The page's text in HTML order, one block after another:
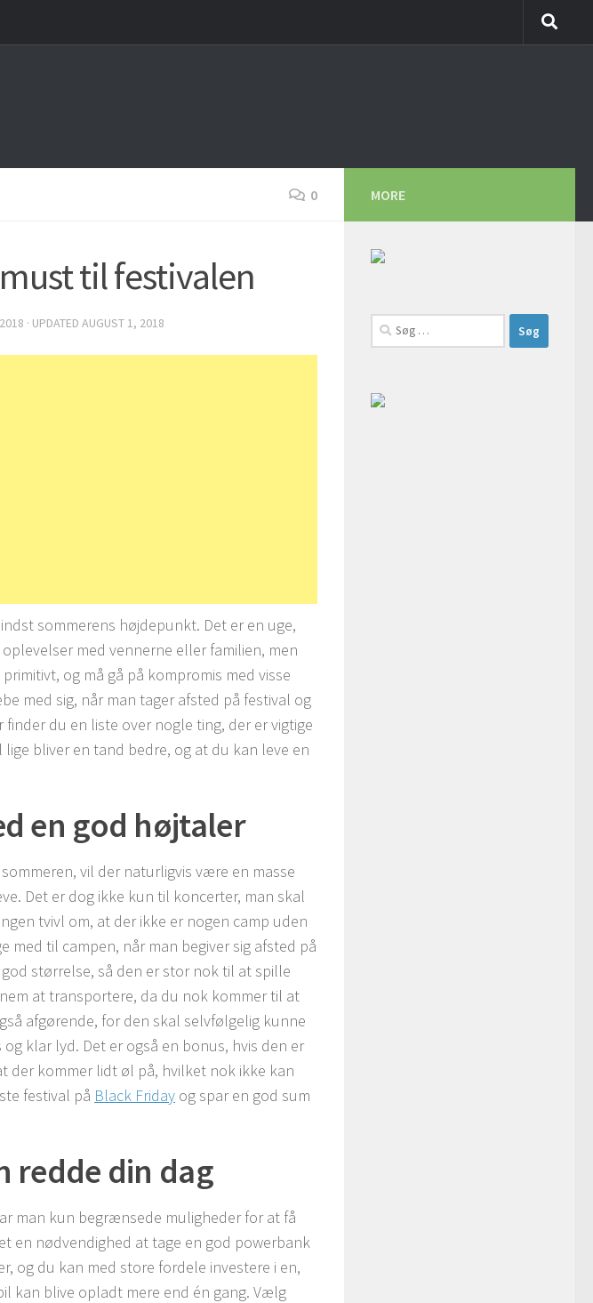
0
til festivalen
· UPDATED AUGUST 1, 2018
sommerens højdepunkt. Det er en uge,
med vennerne eller familien, men
og må gå på kompromis med visse
med sig, når man tager afsted på festival og
du en liste over nogle ting, der er vigtige
bliver en tand bedre, og at du kan leve en
en god højtaler
vil der naturligvis være en masse
Det er dog ikke kun til koncerter, man skal
tvivl om, at der ikke er nogen camp uden
med til campen, når man begiver sig afsted på
størrelse, så den er stor nok til at spille
at transportere, da du nok kommer til at
afgørende, for den skal selvfølgelig kunne
klar lyd. Det er også en bonus, hvis den er
der kommer lidt øl på, hvilket nok ikke kan
festival på Black Friday og spar en god sum
redde din dag
man kun begrænsede muligheder for at få
en nødvendighed at tage en god powerbank
og du kan med store fordele investere i en,
kan blive opladt mere end én gang. Vælg
MORE
Søg
efter: